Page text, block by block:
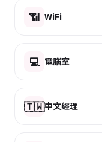
📶 WiFi
💻 電腦室
🇹🇼中文經理